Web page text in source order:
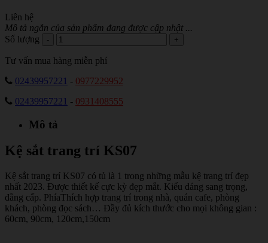
Liên hệ
Mô tả ngắn của sản phẩm đang được cập nhật ...
Số lượng
- +
Tư vấn mua hàng miễn phí
02439957221 - 0977229952
02439957221 - 0931408555
Mô tả
Kệ sắt trang trí KS07
Kệ sắt trang trí KS07 có tủ là 1 trong những mẫu kệ trang trí đẹp
nhất 2023. Được thiết kế cực kỳ đẹp mắt. Kiểu dáng sang trọng,
đẳng cấp. PhíaThích hợp trang trí trong nhà, quán cafe, phòng
khách, phòng đọc sách… Đầy đủ kích thước cho mọi không gian :
60cm, 90cm, 120cm,150cm